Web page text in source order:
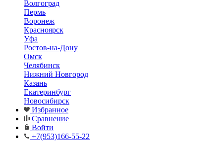
Волгоград
Пермь
Воронеж
Красноярск
Уфа
Ростов-на-Дону
Омск
Челябинск
Нижний Новгород
Казань
Екатеринбург
Новосибирск
Избранное
Сравнение
Войти
+7(953)166-55-22